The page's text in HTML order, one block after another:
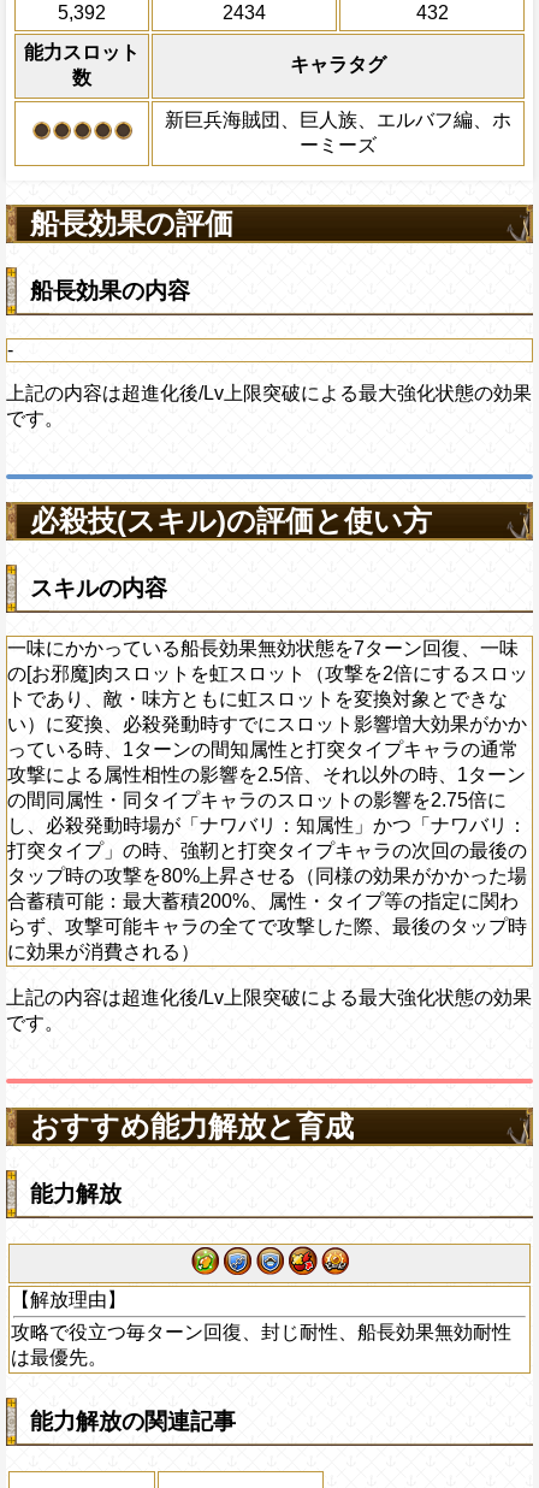
5,392 2434
432
能力スロット
数
キャラタグ
新巨兵海賊団、巨人族、エルバフ編、ホ
ーミーズ
ラの次回の最後のタップ時の攻撃を80%
の効果がかかった場合蓄積可能：最大蓄
タイプ等の指定に関わらず、攻撃可能キ
上限突破
船長効果の評価
船長効果の内容
-
上記の内容は超進化後/Lv上限突破による最大強化状態の効果
です。
必殺技(スキル)の評価と使い方
スキルの内容
一味にかかっている船長効果無効状態を7ターン回復、一味
の[お邪魔]肉スロットを虹スロット（攻撃を2倍にするスロッ
トであり、敵・味方ともに虹スロットを変換対象とできな
い）に変換、必殺発動時すでにスロット影響増大効果がかか
っている時、1ターンの間知属性と打突タイプキャラの通常
攻撃による属性相性の影響を2.5倍、それ以外の時、1ターン
の間同属性・同タイプキャラのスロットの影響を2.75倍に
し、必殺発動時場が「ナワバリ：知属性」かつ「ナワバリ：
打突タイプ」の時、強靭と打突タイプキャラの次回の最後の
タップ時の攻撃を80%上昇させる（同様の効果がかかった場
合蓄積可能：最大蓄積200%、属性・タイプ等の指定に関わ
らず、攻撃可能キャラの全てで攻撃した際、最後のタップ時
に効果が消費される）
上記の内容は超進化後/Lv上限突破による最大強化状態の効果
です。
おすすめ能力解放と育成
能力解放
【解放理由】
攻略で役立つ毎ターン回復、封じ耐性、船長効果無効耐性
は最優先。
能力解放の関連記事